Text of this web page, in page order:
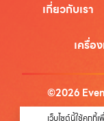
เกี่ยวกับเรา
เครื่อ
©2026
เว็บไซต์นี้ใช้คุกกี้